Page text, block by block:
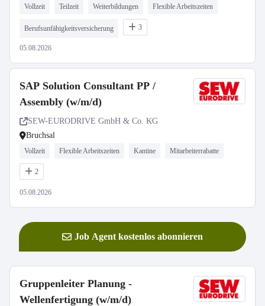
Vollzeit Teilzeit Weiterbildungen Flexible Arbeitszeiten
Berufsunfähigkeitsversicherung 3
05.08.2026
SAP Solution Consultant PP /
Assembly (w/m/d)
SEW-EURODRIVE GmbH & Co. KG
Bruchsal
Vollzeit Flexible Arbeitszeiten Kantine Mitarbeiterrabatte
2
05.08.2026
Job Agent kostenlos abonnieren
Gruppenleiter Planung -
Wellenfertigung (w/m/d)